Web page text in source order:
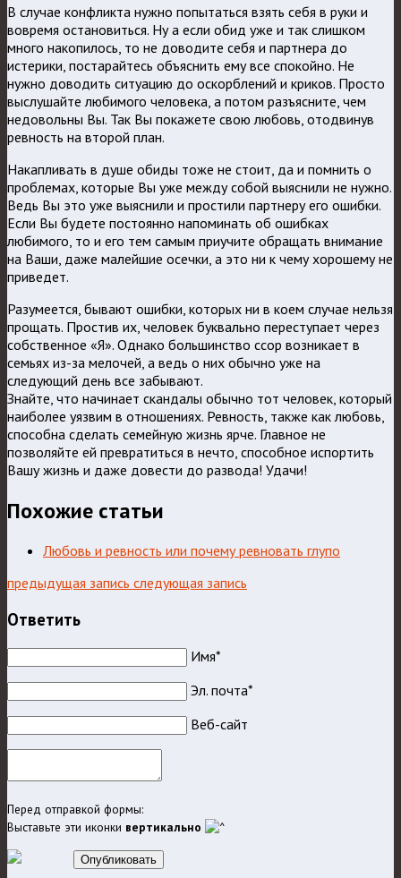
В случае конфликта нужно попытаться взять себя в руки и
вовремя остановиться. Ну а если обид уже и так слишком
много накопилось, то не доводите себя и партнера до
истерики, постарайтесь объяснить ему все спокойно. Не
нужно доводить ситуацию до оскорблений и криков. Просто
выслушайте любимого человека, а потом разъясните, чем
недовольны Вы. Так Вы покажете свою любовь, отодвинув
ревность на второй план.
Накапливать в душе обиды тоже не стоит, да и помнить о
проблемах, которые Вы уже между собой выяснили не нужно.
Ведь Вы это уже выяснили и простили партнеру его ошибки.
Если Вы будете постоянно напоминать об ошибках
любимого, то и его тем самым приучите обращать внимание
на Ваши, даже малейшие осечки, а это ни к чему хорошему не
приведет.
Разумеется, бывают ошибки, которых ни в коем случае нельзя
прощать. Простив их, человек буквально переступает через
собственное «Я». Однако большинство ссор возникает в
семьях из-за мелочей, а ведь о них обычно уже на
следующий день все забывают.
Знайте, что начинает скандалы обычно тот человек, который
наиболее уязвим в отношениях. Ревность, также как любовь,
способна сделать семейную жизнь ярче. Главное не
позволяйте ей превратиться в нечто, способное испортить
Вашу жизнь и даже довести до развода! Удачи!
Похожие статьи
Любовь и ревность или почему ревновать глупо
предыдущая запись следующая запись
Ответить
Имя*
Эл. почта*
Веб-сайт
Перед отправкой формы:
Выставьте эти иконки вертикально
Опубликовать